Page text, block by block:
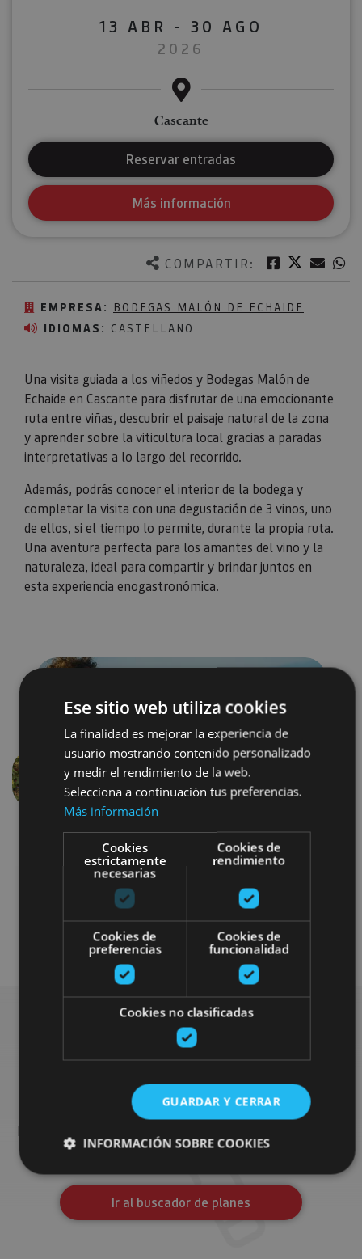
COMPARTIR: Facebook
Twitter
EMPRESA: BODEGAS MALÓN DE ECHAIDE
IDIOMAS: CASTELLANO
Una visita guiada a los viñedos y Bodegas Malón de
Echaide en Cascante para disfrutar de una emocionante
ruta entre viñas, descubrir el paisaje natural de la zona
y aprender sobre la viticultura local gracias a paradas
interpretativas a lo largo del recorrido.
Además, podrás conocer el interior de la bodega y
completar la visita con una degustación de 3 vinos, uno
de ellos, si el tiempo lo permite, durante la propia ruta.
Una aventura perfecta para los amantes del vino y la
naturaleza, ideal para compartir y brindar juntos en
esta experiencia enogastronómica.
13 ABR - 30 AGO
2026
Cascante
Reservar entradas
Más información
Anterior
Enoturismo
Busca más planes
Encuentra planes y sugerencias para completar tu viaje en
Navarra: actividades organizadas, visitas y los eventos más
destados de la agenda.
Ir al buscador de planes
Ese sitio web utiliza cookies
La finalidad es mejorar la experiencia de
usuario mostrando contenido personalizado
y medir el rendimiento de la web.
Selecciona a continuación tus preferencias.
Más información
Cookies
estrictamente
necesarias
Cookies de
rendimiento
Cookies de
preferencias
Cookies de
funcionalidad
Cookies no clasificadas
GUARDAR Y CERRAR
INFORMACIÓN SOBRE COOKIES
Cookies estrictamente necesarias